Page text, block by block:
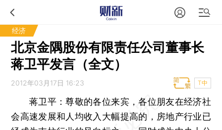
经济
北京金隅股份有限责任公司董事长
蒋卫平发言（全文）
2012年03月17日 16:23 T中
蒋卫平：尊敬的各位来宾，各位朋友在经济社
会高速发展和人均收入大幅提高的，房地产行业已